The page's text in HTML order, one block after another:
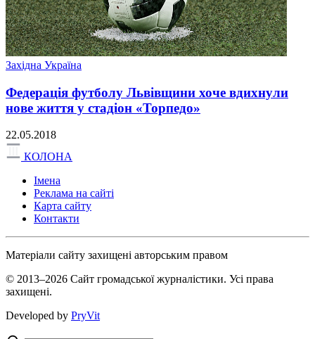
Західна Україна
Федерація футболу Львівщини хоче вдихнули
нове життя у стадіон «Торпедо»
22.05.2018
КОЛОНА
Імена
Реклама на сайті
Карта сайту
Контакти
Матеріали сайту захищені авторським правом
© 2013–2026 Сайт громадської журналістики. Усі права
захищені.
Developed by PryVit